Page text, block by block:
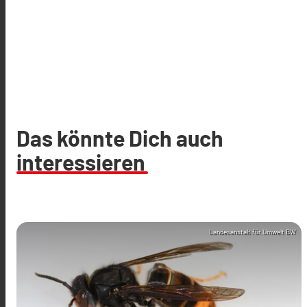
Das könnte Dich auch
interessieren
Landesanstalt für Umwelt BW